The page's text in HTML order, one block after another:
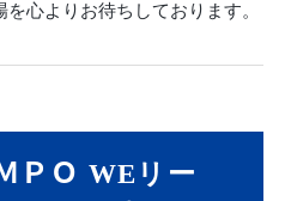
心よりお待ちしております。
ＰＯ WEリー